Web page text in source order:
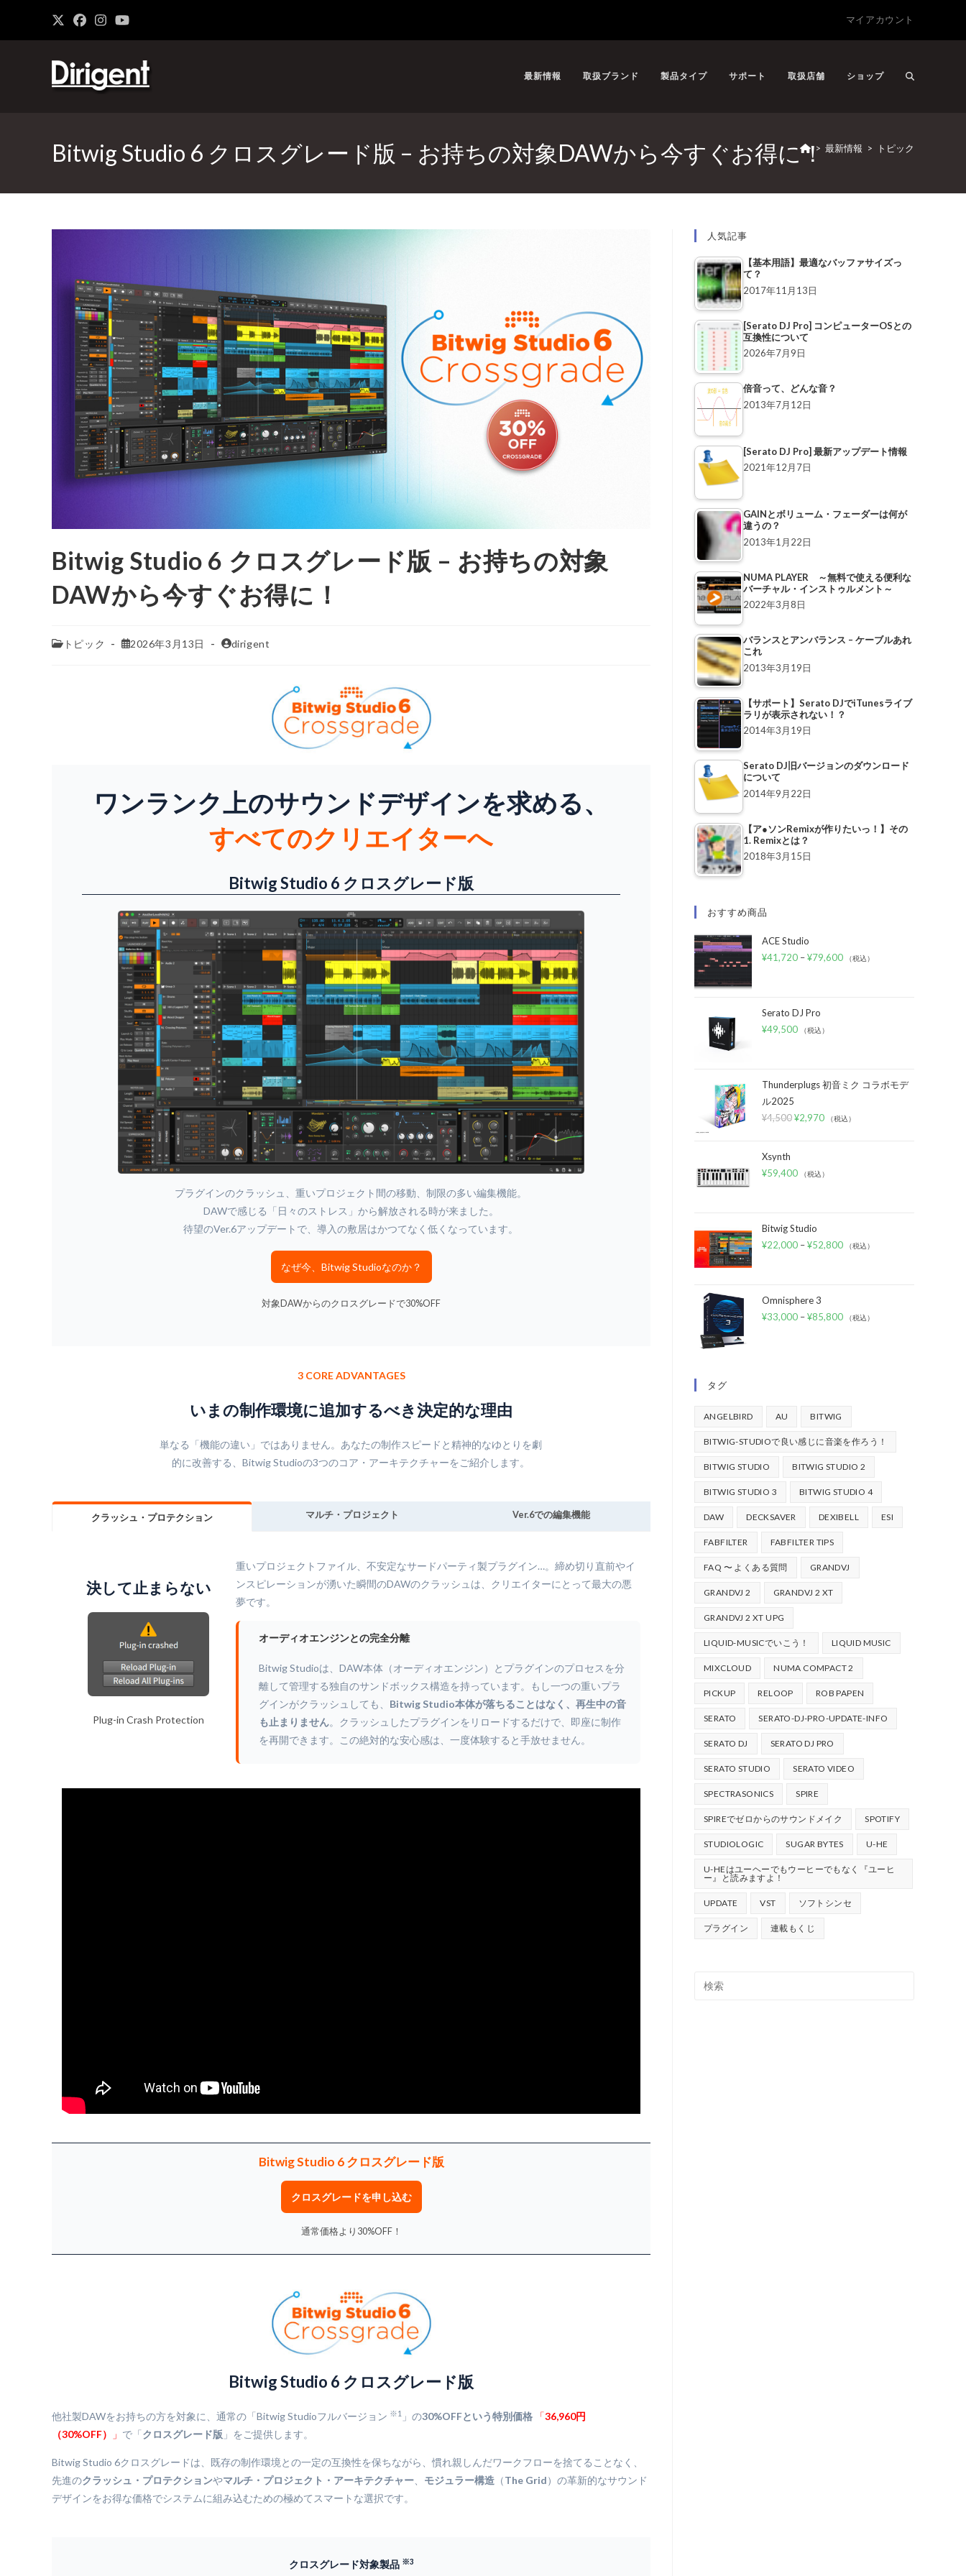
マイアカウント
最新情報 取扱ブランド 製品タイプ サポート 取扱店舗 ショップ
Bitwig Studio 6 クロスグレード版 – お持ちの対象DAWから今すぐお得に！
> 最新情報 > トピック
Bitwig Studio 6 クロスグレード版 – お持ちの対象
DAWから今すぐお得に！
トピック 2026年3月13日 dirigent
ワンランク上のサウンドデザインを求める、
すべてのクリエイターへ
Bitwig Studio 6 クロスグレード版
プラグインのクラッシュ、重いプロジェクト間の移動、制限の多い編集機能。
DAWで感じる「日々のストレス」から解放される時が来ました。
待望のVer.6アップデートで、導入の敷居はかつてなく低くなっています。
なぜ今、Bitwig Studioなのか？
対象DAWからのクロスグレードで30%OFF
3 CORE ADVANTAGES
いまの制作環境に追加するべき決定的な理由
単なる「機能の違い」ではありません。あなたの制作スピードと精神的なゆとりを劇
的に改善する、Bitwig Studioの3つのコア・アーキテクチャーをご紹介します。
クラッシュ・プロテクション マルチ・プロジェクト Ver.6での編集機能
決して止まらない
Plug-in Crash Protection
重いプロジェクトファイル、不安定なサードパーティ製プラグイン…。締め切り直前やイ
ンスピレーションが湧いた瞬間のDAWのクラッシュは、クリエイターにとって最大の悪
夢です。
オーディオエンジンとの完全分離
Bitwig Studioは、DAW本体（オーディオエンジン）とプラグインのプロセスを分
離して管理する独自のサンドボックス構造を持っています。もし一つの重いプラ
グインがクラッシュしても、 Bitwig Studio本体が落ちることはなく、再生中の音
も止まりません。クラッシュしたプラグインをリロードするだけで、即座に制作
を再開できます。この絶対的な安心感は、一度体験すると手放せません。
Bitwig Studio 6 クロスグレード版
クロスグレードを申し込む
通常価格より30%OFF！
Bitwig Studio 6 クロスグレード版
他社製DAWをお持ちの方を対象に、通常の「Bitwig Studioフルバージョン ※1 」の30%OFFという特別価格 「36,960円
（30%OFF）
」 で「クロスグレード版 」をご提供します。
Bitwig Studio 6クロスグレードは、既存の制作環境との一定の互換性を保ちながら、慣れ親しんだワークフローを捨てることなく、
先進のクラッシュ・プロテクションやマルチ・プロジェクト・アーキテクチャー モジュラー構造 （The Grid）の革新的なサウンド
デザインをお得な価格でシステムに組み込むための極めてスマートな選択です。
クロスグレード対象製品 ※3
人気記事
【基本用語】最適なバッファサイズっ
て？
2017年11月13日
[Serato DJ Pro] コンピューターOSとの
互換性について
2026年7月9日
倍音って、どんな音？
2013年7月12日
[Serato DJ Pro] 最新アップデート情報
2021年12月7日
GAINとボリューム・フェーダーは何が
違うの？
2013年1月22日
NUMA PLAYER ～無料で使える便利な
バーチャル・インストゥルメント～
2022年3月8日
バランスとアンバランス – ケーブルあれ
これ
2013年3月19日
【サポート】Serato DJでiTunesライブ
ラリが表示されない！？
2014年3月19日
Serato DJ旧バージョンのダウンロード
について
2014年9月22日
【ア●ソンRemixが作りたいっ！】その
1. Remixとは？
2018年3月15日
おすすめ商品
ACE Studio
¥41,720 –¥79,600 （税込）
Serato DJ Pro
¥49,500 （税込）
Thunderplugs 初音ミク コラボモデ
ル2025
¥4,500¥2,970 （税込）
Xsynth
¥59,400 （税込）
Bitwig Studio
¥22,000 –¥52,800 （税込）
Omnisphere 3
¥33,000 –¥85,800 （税込）
タグ
ANGELBIRD AU BITWIG
BITWIG-STUDIOで良い感じに音楽を作ろう！
BITWIG STUDIO BITWIG STUDIO 2
BITWIG STUDIO 3 BITWIG STUDIO 4
DAW DECKSAVER DEXIBELL ESI
FABFILTER FABFILTER TIPS
FAQ 〜 よくある質問 GRANDVJ
GRANDVJ 2 GRANDVJ 2 XT
GRANDVJ 2 XT UPG
LIQUID-MUSICでいこう！ LIQUID MUSIC
MIXCLOUD NUMA COMPACT 2
PICKUP RELOOP ROB PAPEN
SERATO SERATO-DJ-PRO-UPDATE-INFO
SERATO DJ SERATO DJ PRO
SERATO STUDIO SERATO VIDEO
SPECTRASONICS SPIRE
SPIREでゼロからのサウンドメイク SPOTIFY
STUDIOLOGIC SUGAR BYTES U-HE
U-HEはユーヘーでもウーヒーでもなく『ユーヒ
ー』と読みますよ！
UPDATE VST ソフトシンセ
プラグイン 連載もくじ